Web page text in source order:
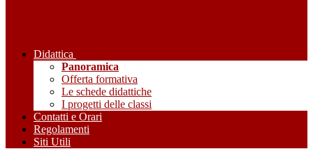
Didattica
Panoramica
Offerta formativa
Le schede didattiche
I progetti delle classi
Contatti e Orari
Regolamenti
Siti Utili